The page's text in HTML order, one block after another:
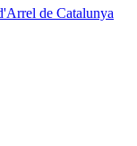
de Catalunya